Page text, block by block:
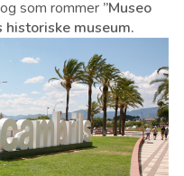
som rommer ”Museo
historiske museum.